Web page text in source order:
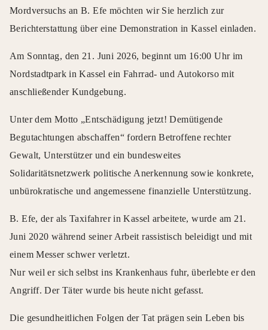
Mordversuchs an B. Efe möchten wir Sie herzlich zur
Berichterstattung über eine Demonstration in Kassel einladen.
Am Sonntag, den 21. Juni 2026, beginnt um 16:00 Uhr im
Nordstadtpark in Kassel ein Fahrrad- und Autokorso mit
anschließender Kundgebung.
Unter dem Motto „Entschädigung jetzt! Demütigende
Begutachtungen abschaffen“ fordern Betroffene rechter
Gewalt, Unterstützer und ein bundesweites
Solidaritätsnetzwerk politische Anerkennung sowie konkrete,
unbürokratische und angemessene finanzielle Unterstützung.
B. Efe, der als Taxifahrer in Kassel arbeitete, wurde am 21.
Juni 2020 während seiner Arbeit rassistisch beleidigt und mit
einem Messer schwer verletzt.
Nur weil er sich selbst ins Krankenhaus fuhr, überlebte er den
Angriff. Der Täter wurde bis heute nicht gefasst.
Die gesundheitlichen Folgen der Tat prägen sein Leben bis